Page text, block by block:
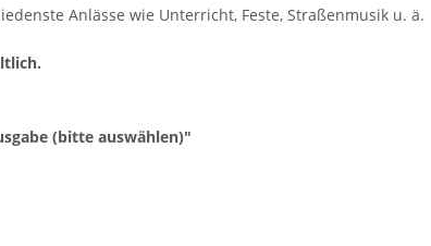
Anlässe wie Unterricht, Feste, Straßenmusik u. ä.
(bitte auswählen)"